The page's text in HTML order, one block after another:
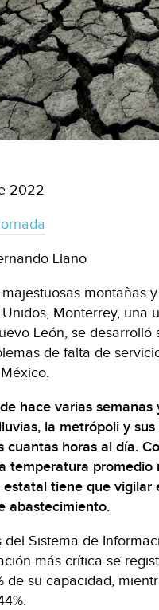
2022
Llano
montañas
Monterrey, una
León, se
de falta de
hace varias
la metrópoli y
cuantas horas al día.
temperatura
tiene que vigilar
abastecimiento.
del Sistema de
más crítica se
de su capacidad,